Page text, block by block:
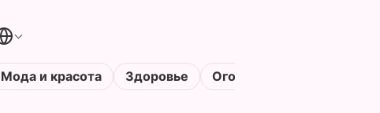
Мода и красота Здоровье Огороды